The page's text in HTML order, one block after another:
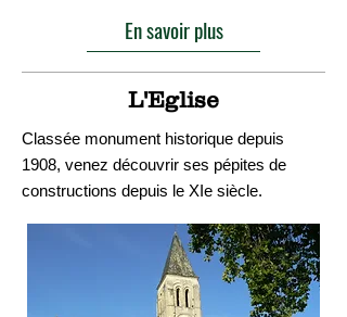
En savoir plus
L'Eglise
Classée monument historique depuis
1908, venez découvrir ses pépites de
constructions depuis le XIe siècle.